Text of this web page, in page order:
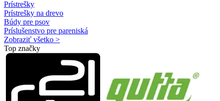
Prístrešky
Prístrešky na drevo
Búdy pre psov
Príslušenstvo pre pareniská
Zobraziť všetko >
Top značky